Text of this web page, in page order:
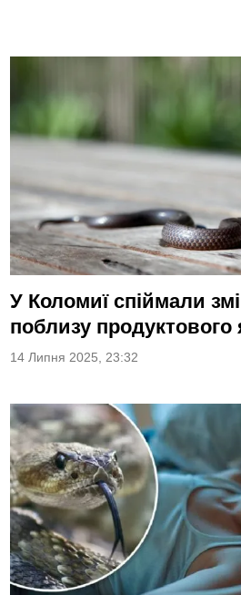
У Коломиї спіймали
поблизу продуктового
14 Липня 2025, 23:32